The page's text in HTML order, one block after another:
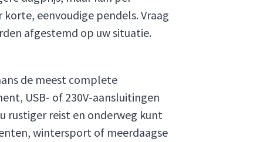
eenvoudige pendels. Vraag
afgestemd op uw situatie.
de meest complete
USB- of 230V-aansluitingen
rustiger reist en onderweg kunt
wintersport of meerdaagse